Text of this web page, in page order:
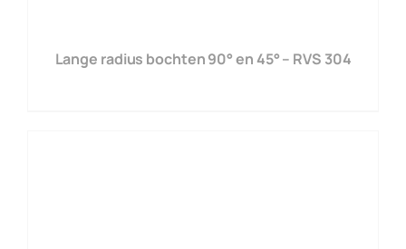
Lange radius bochten 90° en 45° – RVS 304